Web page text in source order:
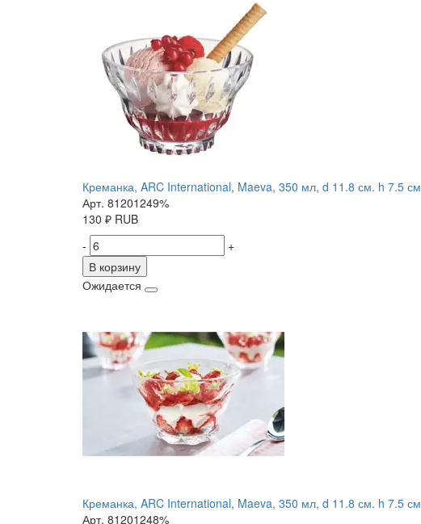
Креманка, ARC International, Maeva, 350 мл, d 11.8 см. h 7.5 см
Арт. 81201249%
130 ₽ RUB
-
+
В корзину
Ожидается
Креманка, ARC International, Maeva, 350 мл, d 11.8 см. h 7.5 см
Арт. 81201248%